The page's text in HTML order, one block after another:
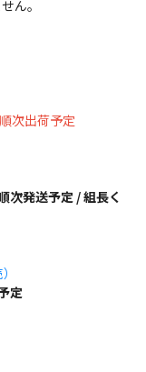
ん。
次出荷予定
次発送予定 / 組長く
定